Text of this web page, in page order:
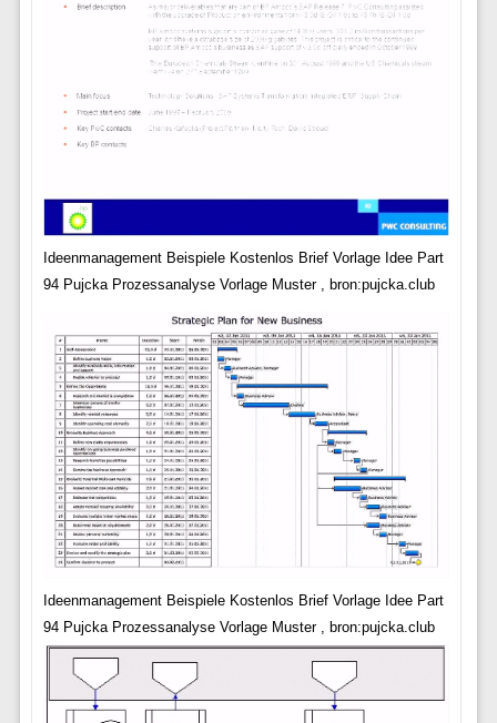
Ideenmanagement Beispiele Kostenlos Brief Vorlage Idee Part
94 Pujcka Prozessanalyse Vorlage Muster , bron:pujcka.club
Ideenmanagement Beispiele Kostenlos Brief Vorlage Idee Part
94 Pujcka Prozessanalyse Vorlage Muster , bron:pujcka.club